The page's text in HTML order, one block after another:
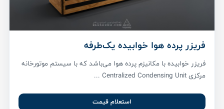
فریزر پرده هوا خوابیده یک‌طرفه
فریزر خوابیده با مکانیزم پرده هوا می‌باشد که با سیستم موتورخانه
مرکزی Centralized Condensing Unit ...
استعلام قیمت